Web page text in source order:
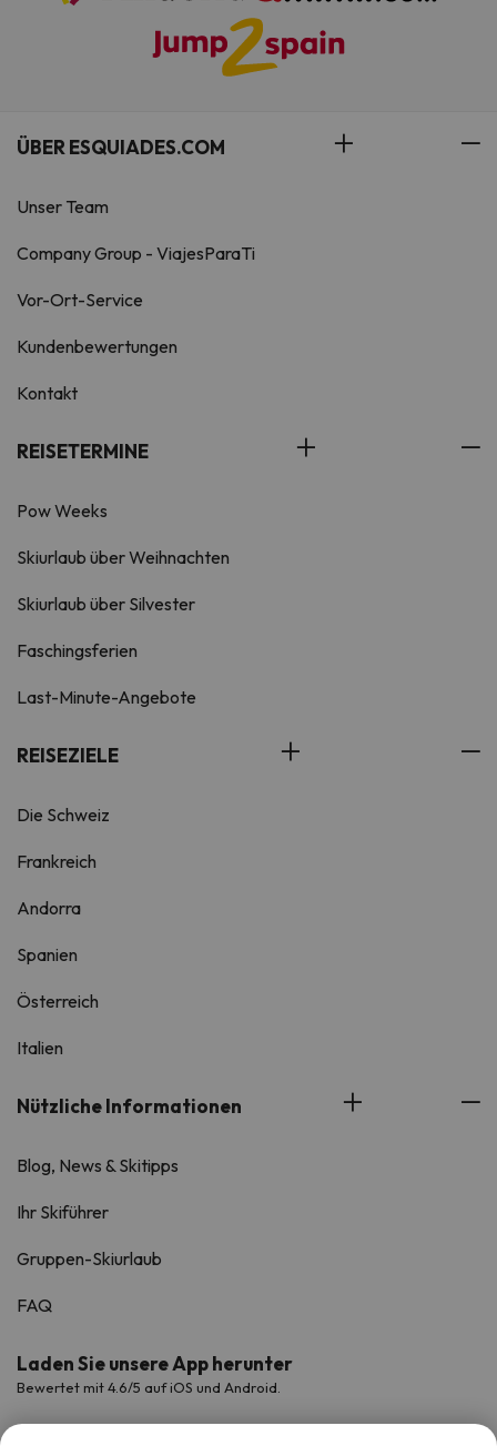
ÜBER ESQUIADES.COM
Unser Team
Company Group - ViajesParaTi
Vor-Ort-Service
Kundenbewertungen
Kontakt
REISETERMINE
Pow Weeks
Skiurlaub über Weihnachten
Skiurlaub über Silvester
Faschingsferien
Last-Minute-Angebote
REISEZIELE
Die Schweiz
Frankreich
Andorra
Spanien
Österreich
Italien
Nützliche Informationen
Blog, News & Skitipps
Ihr Skiführer
Gruppen-Skiurlaub
FAQ
Laden Sie unsere App herunter
Bewertet mit 4.6/5 auf iOS und Android.